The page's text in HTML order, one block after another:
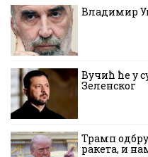
Владимир
Вучић ће у
Зеленског
Трамп
ракета, и